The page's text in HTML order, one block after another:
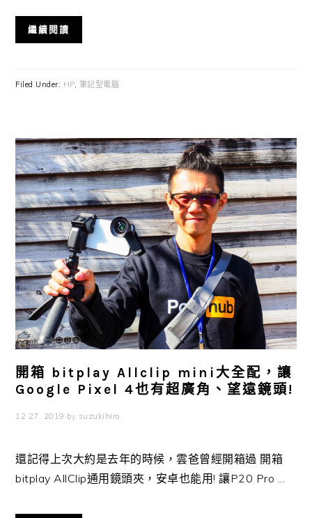
繼續閱讀
Filed Under: HP, 筆記型電腦
開箱 bitplay Allclip mini大全配，讓
Google Pixel 4也有超廣角、望遠鏡頭!
12 27, 2019 by suzukihiro
還記得上次大約是去年的時候，雲爸曾經開箱過 開箱
bitplay AllClip通用鏡頭夾，安卓也能用! 讓P20 Pro ...